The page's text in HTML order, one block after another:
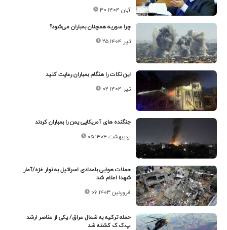
۳۰ آبان ۱۴۰۴
چرا سوریه همچنان بمباران می‌شود؟
۲۵ تیر ۱۴۰۴
این نکات را هنگام بمباران رعایت کنید
۰۲ تیر ۱۴۰۴
جنگنده های آمریکایی یمن را بمباران کردند
۰۵ اردیبهشت ۱۴۰۴
حملات هوایی بامدادی اسرائیل به نوار غزه/آمار
شهدا اعلام شد
۰۶ فروردین ۱۴۰۳
حمله ترکیه به شمال عراق/ یکی از عناصر ارشد
پ.ک.ک کشته شد